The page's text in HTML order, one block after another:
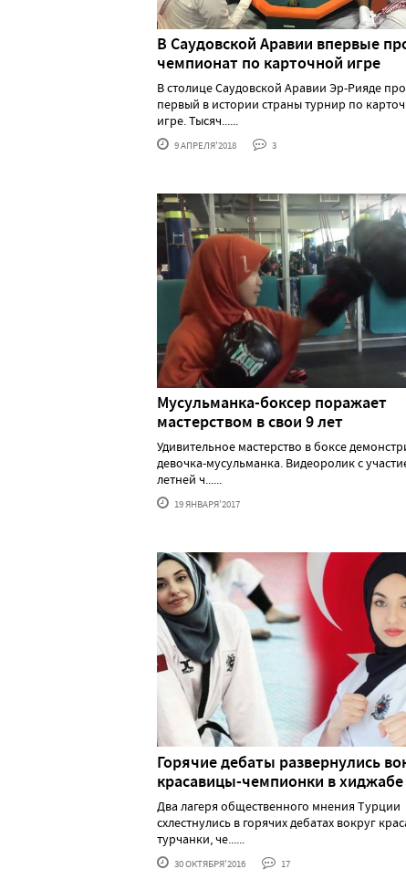
В Саудовской Аравии впервые
чемпионат по карточной игре
В столице Саудовской Аравии Эр-Рияде
первый в истории страны турнир по
игре. Тысяч......
9 АПРЕЛЯ'2018 3
Мусульманка-боксер поражает
мастерством в свои 9 лет
Удивительное мастерство в боксе
девочка-мусульманка. Видеоролик с
летней ч......
19 ЯНВАРЯ'2017
Горячие дебаты развернулись
красавицы-чемпионки в хиджабе
Два лагеря общественного мнения Турции
схлестнулись в горячих дебатах вокруг
турчанки, че......
30 ОКТЯБРЯ'2016 17